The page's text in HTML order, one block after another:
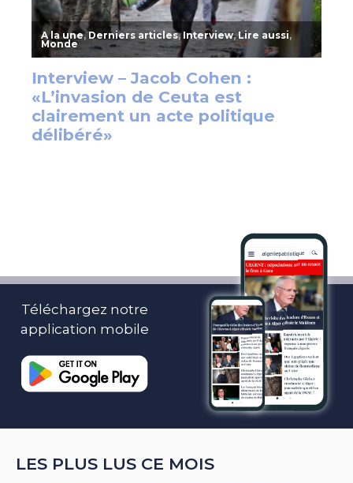
Téléchargez notre
application mobile
LES PLUS LUS CE MOIS